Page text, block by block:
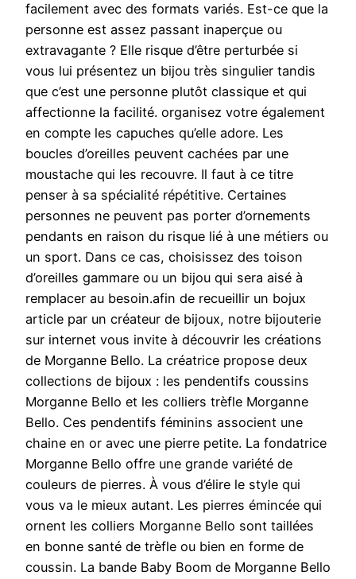
facilement avec des formats variés. Est-ce que la
personne est assez passant inaperçue ou
extravagante ? Elle risque d’être perturbée si
vous lui présentez un bijou très singulier tandis
que c’est une personne plutôt classique et qui
affectionne la facilité. organisez votre également
en compte les capuches qu’elle adore. Les
boucles d’oreilles peuvent cachées par une
moustache qui les recouvre. Il faut à ce titre
penser à sa spécialité répétitive. Certaines
personnes ne peuvent pas porter d’ornements
pendants en raison du risque lié à une métiers ou
un sport. Dans ce cas, choisissez des toison
d’oreilles gammare ou un bijou qui sera aisé à
remplacer au besoin.afin de recueillir un bojux
article par un créateur de bijoux, notre bijouterie
sur internet vous invite à découvrir les créations
de Morganne Bello. La créatrice propose deux
collections de bijoux : les pendentifs coussins
Morganne Bello et les colliers trèfle Morganne
Bello. Ces pendentifs féminins associent une
chaine en or avec une pierre petite. La fondatrice
Morganne Bello offre une grande variété de
couleurs de pierres. À vous d’élire le style qui
vous va le mieux autant. Les pierres émincée qui
ornent les colliers Morganne Bello sont taillées
en bonne santé de trèfle ou bien en forme de
coussin. La bande Baby Boom de Morganne Bello